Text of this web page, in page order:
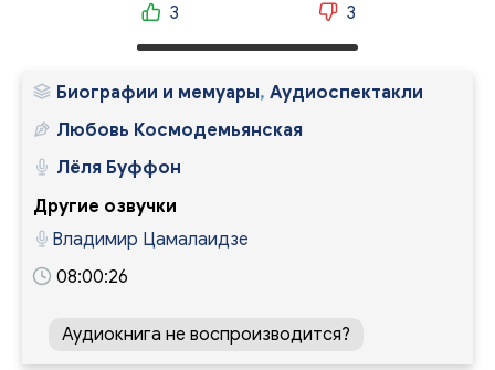
3 3
Биографии и мемуары, Аудиоспектакли
Любовь Космодемьянская
Лёля Буффон
Другие озвучки
Владимир Цамалаидзе
08:00:26
Аудиокнига не воспроизводится?